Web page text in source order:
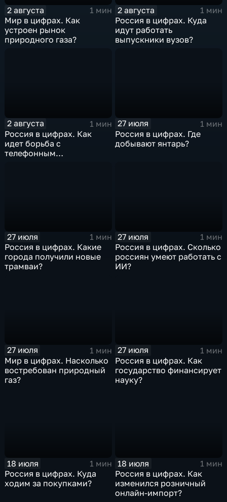
2 августа
1 мин
Мир в цифрах. Как
устроен рынок
природного газа?
2 августа
1 мин
Россия в цифрах. Куда
идут работать
выпускники вузов?
2 августа
1 мин
Россия в цифрах. Как
идет борьба с
телефонным
27 июля
1 мин
Россия в цифрах. Где
добывают янтарь?
27 июля
1 мин
Россия в цифрах. Какие
города получили новые
трамваи?
27 июля
1 мин
Россия в цифрах. Сколько
россиян умеют работать с
ИИ?
27 июля
1 мин
Мир в цифрах. Насколько
востребован природный
газ?
27 июля
1 мин
Россия в цифрах. Как
государство финансирует
науку?
18 июля
1 мин
Россия в цифрах. Куда
ходим за покупками?
18 июля
1 мин
Россия в цифрах. Как
изменился розничный
онлайн-импорт?